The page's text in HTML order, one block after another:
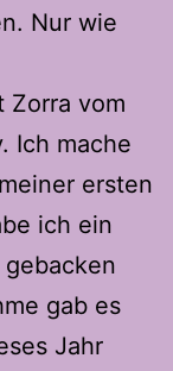
Nur wie
Zorra vom
Ich mache
ersten
ich ein
gebacken
gab es
Jahr